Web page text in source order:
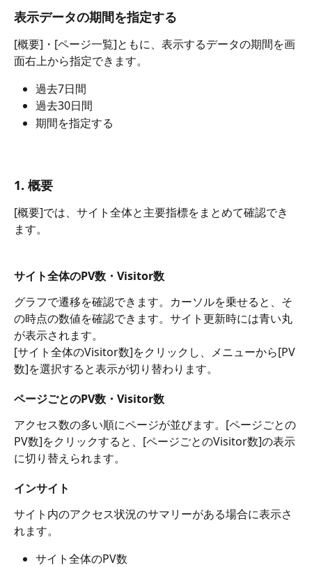
表示データの期間を指定する
[概要]・[ページ一覧]ともに、表示するデータの期間を画
面右上から指定できます。
過去7日間
過去30日間
期間を指定する
1. 概要
[概要]では、サイト全体と主要指標をまとめて確認でき
ます。
サイト全体のPV数・Visitor数
グラフで遷移を確認できます。カーソルを乗せると、そ
の時点の数値を確認できます。サイト更新時には青い丸
が表示されます。
[サイト全体のVisitor数]をクリックし、メニューから[PV
数]を選択すると表示が切り替わります。
ページごとのPV数・Visitor数
アクセス数の多い順にページが並びます。[ページごとの
PV数]をクリックすると、[ページごとのVisitor数]の表示
に切り替えられます。
インサイト
サイト内のアクセス状況のサマリーがある場合に表示さ
れます。
サイト全体のPV数